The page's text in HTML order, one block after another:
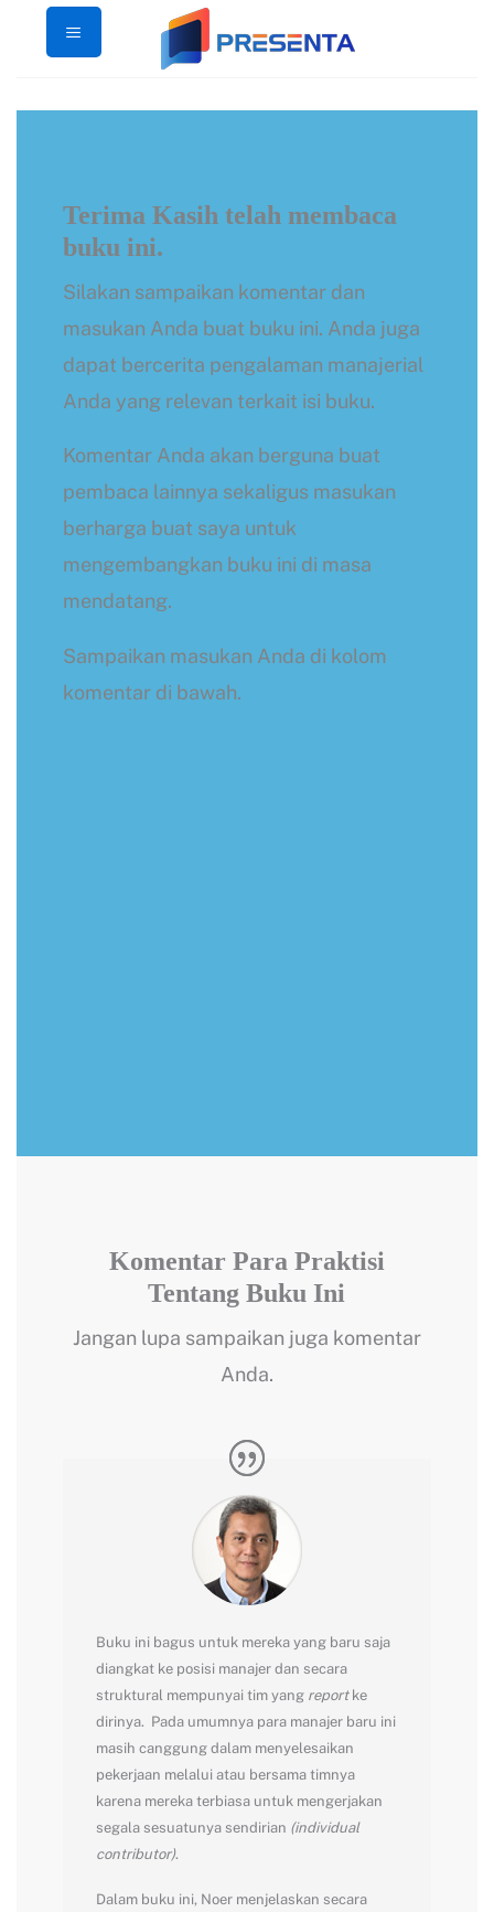
Terima Kasih telah membaca
buku ini.
Silakan sampaikan komentar dan
masukan Anda buat buku ini. Anda juga
dapat bercerita pengalaman manajerial
Anda yang relevan terkait isi buku.
Komentar Anda akan berguna buat
pembaca lainnya sekaligus masukan
berharga buat saya untuk
mengembangkan buku ini di masa
mendatang.
Sampaikan masukan Anda di kolom
komentar di bawah.
Komentar Para Praktisi
Tentang Buku Ini
Jangan lupa sampaikan juga komentar
Anda.
Buku ini bagus untuk mereka yang baru saja
diangkat ke posisi manajer dan secara
struktural mempunyai tim yang reportke
dirinya. Pada umumnya para manajer baru ini
masih canggung dalam menyelesaikan
pekerjaan melalui atau bersama timnya
karena mereka terbiasa untuk mengerjakan
segala sesuatunya sendirian (individual
contributor).
Dalam buku ini, Noer menjelaskan secara